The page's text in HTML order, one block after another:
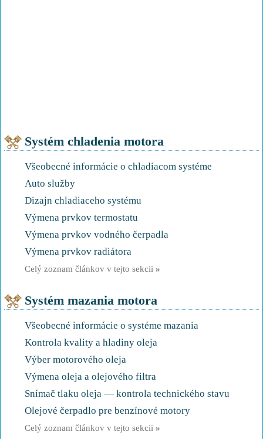
Systém chladenia motora
Všeobecné informácie o chladiacom systéme
Auto služby
Dizajn chladiaceho systému
Výmena prvkov termostatu
Výmena prvkov vodného čerpadla
Výmena prvkov radiátora
Celý zoznam článkov v tejto sekcii »
Systém mazania motora
Všeobecné informácie o systéme mazania
Kontrola kvality a hladiny oleja
Výber motorového oleja
Výmena oleja a olejového filtra
Snímač tlaku oleja — kontrola technického stavu
Olejové čerpadlo pre benzínové motory
Celý zoznam článkov v tejto sekcii »